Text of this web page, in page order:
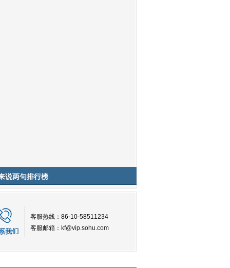
说两句排行榜
客服热线：86-10-58511234
客服邮箱： kf@vip.sohu.com